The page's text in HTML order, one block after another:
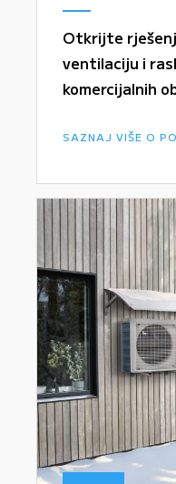
Otkrijte
ventilaciju i
komercijalnih
SAZNAJ VIŠE O